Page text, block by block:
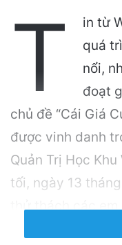
T
in từ
quá
nổi,
đoạt
chủ đề “Cái Giá
được vinh danh
Quản Trị Học
tối, ngày 13
thử thách các
học khu vẽ tranh